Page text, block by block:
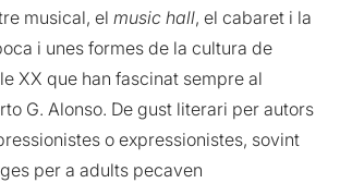
musical, elmusic hall, el cabaret i la
i unes formes de la cultura de
XX que han fascinat sempre al
G. Alonso. De gust literari per autors
o expressionistes, sovint
per a adults pecaven